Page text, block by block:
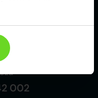
09:00 a 20:30h
y Domingos: 10:00 a 19:00h
002